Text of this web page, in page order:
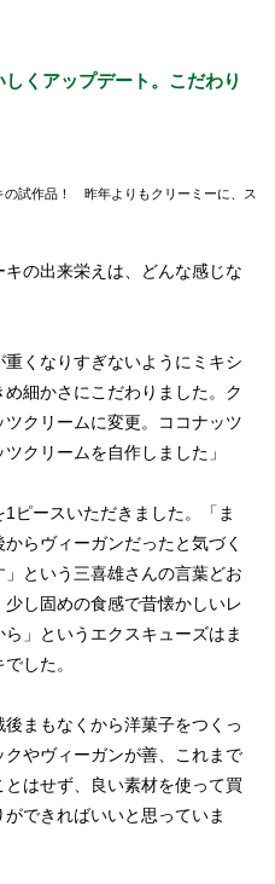
くアップデート。こだわり
の試作品！ 昨年よりもクリーミーに、ス
の出来栄えは、どんな感じな
重くなりすぎないようにミキシ
細かさにこだわりました。ク
クリームに変更。ココナッツ
クリームを自作しました」
ピースいただきました。「ま
らヴィーガンだったと気づく
という三喜雄さんの言葉どお
し固めの食感で昔懐かしいレ
」というエクスキューズはま
した。
後まもなくから洋菓子をつくっ
やヴィーガンが善、これまで
はせず、良い素材を使って買
できればいいと思っていま